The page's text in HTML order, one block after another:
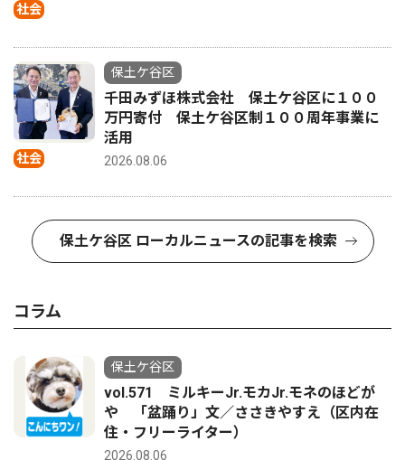
社会
社会
保土ケ谷区
千田みずほ株式会社 保土ケ谷区に１００
万円寄付 保土ケ谷区制１００周年事業に
活用
2026.08.06
保土ケ谷区 ローカルニュースの記事を検索
コラム
保土ケ谷区
vol.571 ミルキーJr.モカJr.モネのほどが
や 「盆踊り」文／ささきやすえ（区内在
住・フリーライター）
2026.08.06